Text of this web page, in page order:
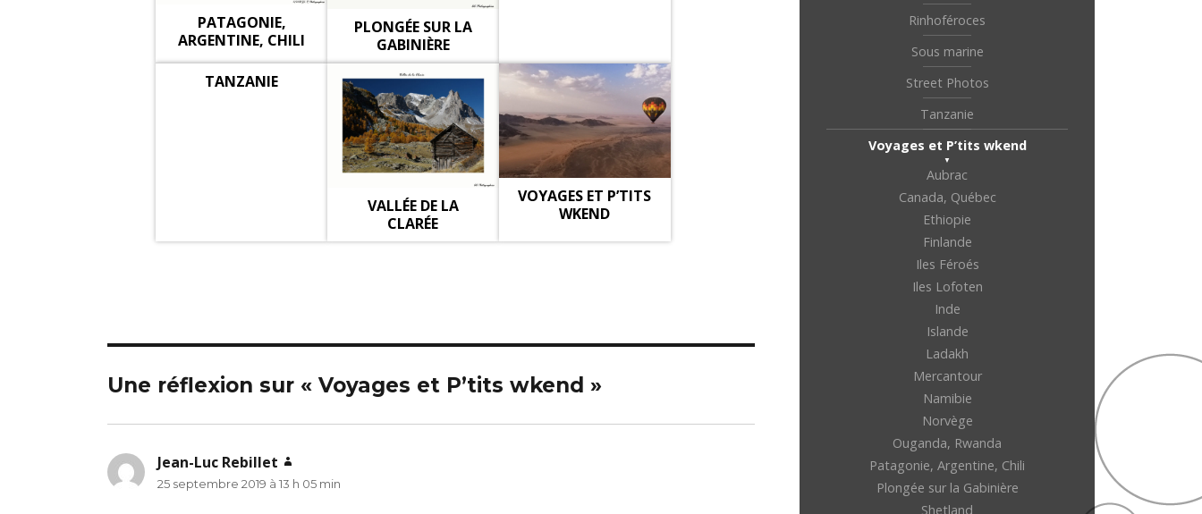
PATAGONIE,
ARGENTINE, CHILI
PLONGÉE SUR LA
GABINIÈRE
TANZANIE
VALLÉE DE LA
CLARÉE
VOYAGES ET P’TITS
WKEND
Une réflexion sur « Voyages et P’tits wkend »
Jean-Luc Rebillet
25 septembre 2019 à 13 h 05 min
Rinhoféroces
Sous marine
Street Photos
Tanzanie
Voyages et P’tits wkend
Aubrac
Canada, Québec
Ethiopie
Finlande
Iles Féroés
Iles Lofoten
Inde
Islande
Ladakh
Mercantour
Namibie
Norvège
Ouganda, Rwanda
Patagonie, Argentine, Chili
Plongée sur la Gabinière
Shetland